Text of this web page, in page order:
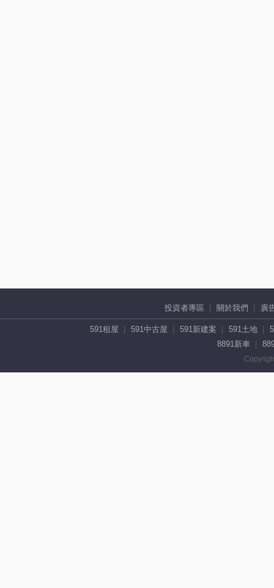
投資者專區 關於我們 廣
591租屋 591中古屋 591新建案 591土地
8891新車